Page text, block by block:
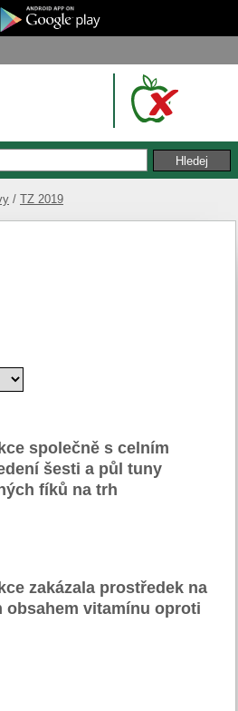
TZ 2019
společně s celním
šesti a půl tuny
fíků na trh
zakázala prostředek na
obsahem vitamínu oproti